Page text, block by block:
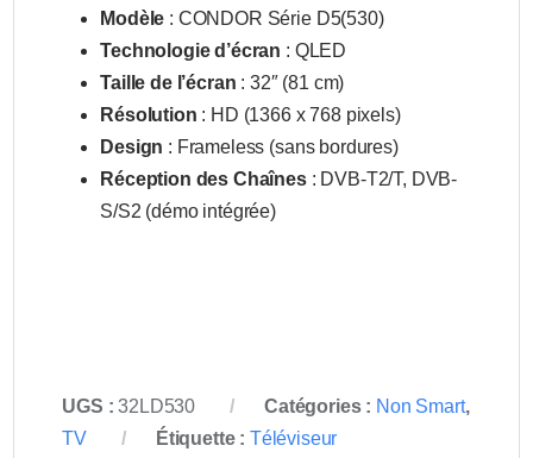
Modèle : CONDOR Série D5(530)
Technologie d’écran : QLED
Taille de l’écran : 32″ (81 cm)
Résolution : HD (1366 x 768 pixels)
Design : Frameless (sans bordures)
Réception des Chaînes: DVB-T2/T, DVB-
S/S2 (démo intégrée)
UGS :32LD530 Catégories : Non Smart,
TV
Étiquette : Téléviseur